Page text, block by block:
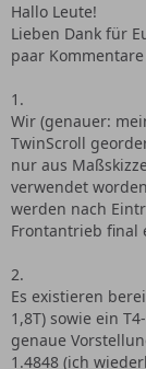
Hallo Leute!
Lieben Dank für
paar
1.
Wir (genauer:
TwinScroll
nur aus
verwendet
werden nach
Frontantrieb
2.
Es existieren
1,8T) sowie ein
genaue
1.4848 (ich